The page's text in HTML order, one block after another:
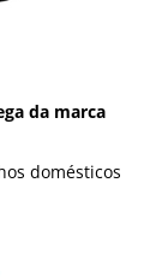
da marca
domésticos